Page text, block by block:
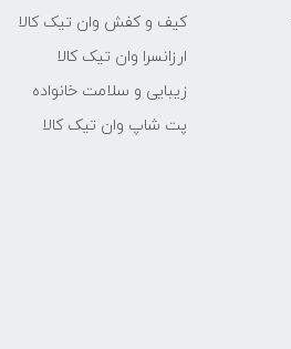
کیف و کفش وان تیک کالا
ارزانسرا وان تیک کالا
زیبایی و سلامت خانواده
پت شاپ وان تیک کالا